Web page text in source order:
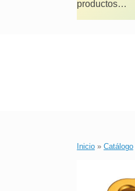
productos…
Inicio » Catálogo